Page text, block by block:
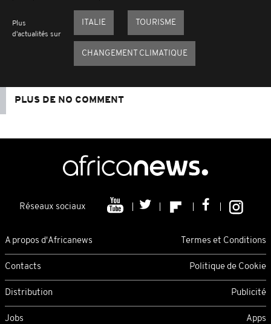
Plus
d'actualités sur
ITALIE TOURISME
CHANGEMENT CLIMATIQUE
PLUS DE NO COMMENT
Réseaux sociaux
A propos d'Africanews Termes et Conditions
Contacts Politique de Cookie
Distribution Publicité
Jobs Apps